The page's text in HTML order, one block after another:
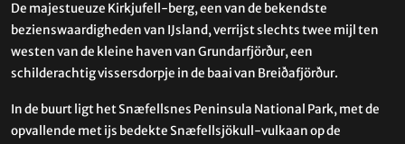
De majestueuze Kirkjufell-berg, een van de bekendste
bezienswaardigheden van IJsland, verrijst slechts twee mijl ten
westen van de kleine haven van Grundarfjörður, een
schilderachtig vissersdorpje in de baai van Breiðafjörður.
In de buurt ligt het Snæfellsnes Peninsula National Park, met de
opvallende met ijs bedekte Snæfellsjökull-vulkaan op de